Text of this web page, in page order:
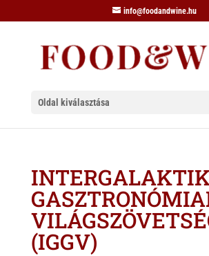
info@foodandwine.hu
Oldal kiválasztása
(IGGV)